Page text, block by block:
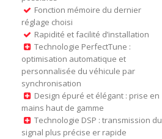
Fonction mémoire du dernier
réglage choisi
Rapidité et facilité d’installation
Technologie PerfectTune :
optimisation automatique et
personnalisée du véhicule par
synchronisation
Design épuré et élégant : prise en
mains haut de gamme
Technologie DSP : transmission du
signal plus précise er rapide